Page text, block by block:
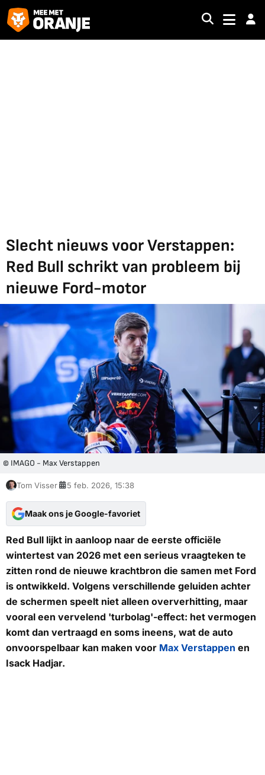
Slecht nieuws voor Verstappen:
Red Bull schrikt van probleem bij
nieuwe Ford-motor
© IMAGO - Max Verstappen
Tom Visser 5 feb. 2026, 15:38
Maak ons je Google-favoriet
Red Bull lijkt in aanloop naar de eerste officiële
wintertest van 2026 met een serieus vraagteken te
zitten rond de nieuwe krachtbron die samen met Ford
is ontwikkeld. Volgens verschillende geluiden achter
de schermen speelt niet alleen oververhitting, maar
vooral een vervelend 'turbolag'-effect: het vermogen
komt dan vertraagd en soms ineens, wat de auto
onvoorspelbaar kan maken voor Max Verstappen en
Isack Hadjar.